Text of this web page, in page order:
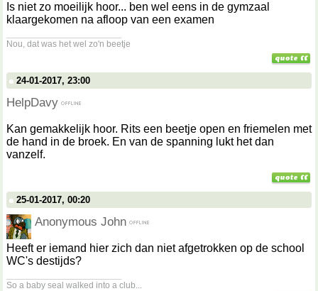
Is niet zo moeilijk hoor... ben wel eens in de gymzaal
klaargekomen na afloop van een examen
Nou, dat was het wel zo'n beetje
24-01-2017, 23:00
HelpDavy
Kan gemakkelijk hoor. Rits een beetje open en friemelen met
de hand in de broek. En van de spanning lukt het dan
vanzelf.
25-01-2017, 00:20
Anonymous John
Heeft er iemand hier zich dan niet afgetrokken op de school
WC's destijds?
So a baby seal walked into a club...